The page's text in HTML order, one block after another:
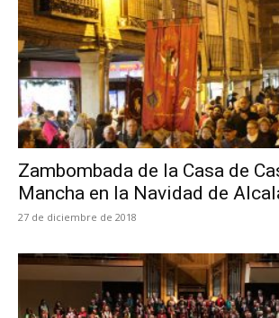
Zambombada de la Casa de
Mancha en la Navidad de
27 de diciembre de 2018